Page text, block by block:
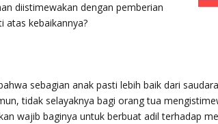
diistimewakan dengan pemberian
atas kebaikannya?
sebagian anak pasti lebih baik dari
tidak selayaknya bagi orang tua
wajib baginya untuk berbuat adil terhadap